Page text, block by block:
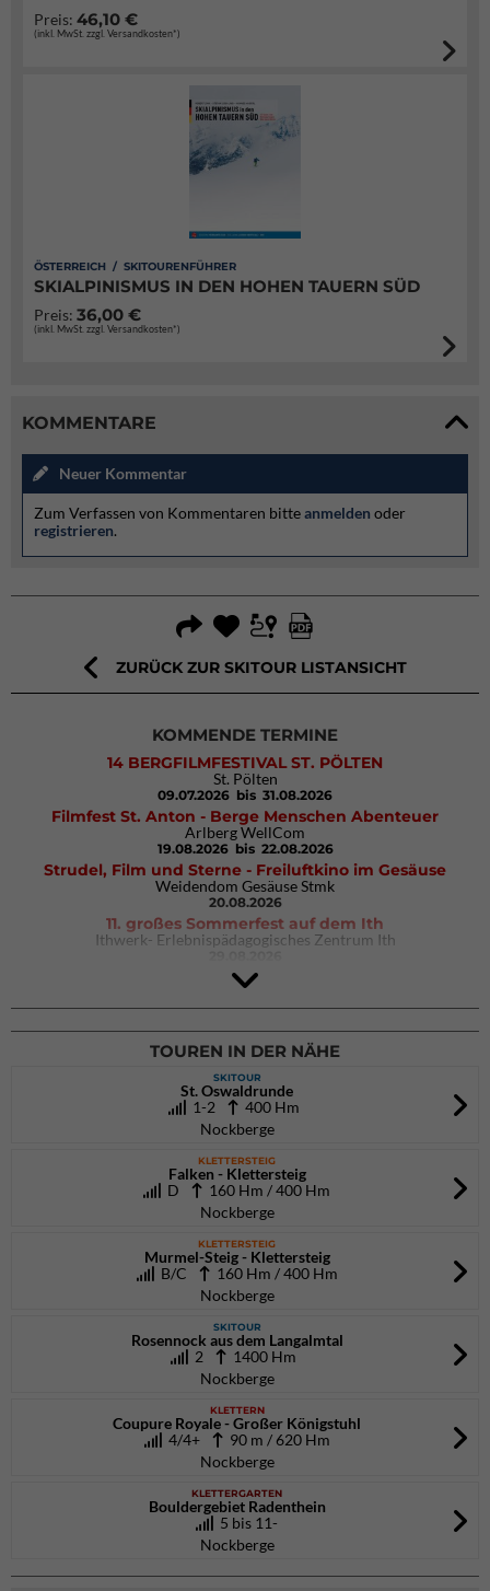
Preis: 46,10 €
(inkl. MwSt. zzgl. Versandkosten*)
ÖSTERREICH / SKITOURENFÜHRER
SKIALPINISMUS IN DEN HOHEN TAUERN SÜD
Preis: 36,00 €
(inkl. MwSt. zzgl. Versandkosten*)
KOMMENTARE
Neuer Kommentar
Zum Verfassen von Kommentaren bitteanmelden oder
registrieren.
ZURÜCK ZUR SKITOUR LISTANSICHT
KOMMENDE TERMINE
14 BERGFILMFESTIVAL ST. PÖLTEN
St. Pölten
09.07.2026 bis 31.08.2026
Filmfest St. Anton - Berge Menschen Abenteuer
Arlberg WellCom
19.08.2026 bis 22.08.2026
Strudel, Film und Sterne - Freiluftkino im Gesäuse
Weidendom Gesäuse Stmk
20.08.2026
11. großes Sommerfest auf dem Ith
Ithwerk- Erlebnispädagogisches Zentrum Ith
4Blocs KIDS 2026
DAV Kletter- & Boulderzentrum München Süd (Thalkirchen)
26.09.2026
TOUREN IN DER NÄHE
SKITOUR
St. Oswaldrunde
1-2 400 Hm
Nockberge
KLETTERSTEIG
Falken - Klettersteig
D
160 Hm / 400 Hm
Nockberge
KLETTERSTEIG
Murmel-Steig - Klettersteig
B/C 160 Hm / 400 Hm
Nockberge
SKITOUR
Rosennock aus dem Langalmtal
2
1400 Hm
Nockberge
KLETTERN
Coupure Royale - Großer Königstuhl
4/4+ 90 m / 620 Hm
Nockberge
KLETTERGARTEN
Bouldergebiet Radenthein
5 bis 11-
Nockberge